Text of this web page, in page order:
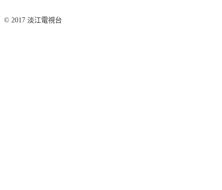
© 2017 淡江電視台